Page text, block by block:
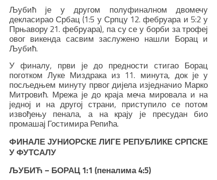
Љубић је у другом полуфиналном двомечу
декласирао Србац (1:5 у Српцу 12. фебруара и 5:2 у
Прњавору 21. фебруара), па су се у борби за трофеј
овог викенда сасвим заслужено нашли Борац и
Љубић.
У финалу, први је до предности стигао Борац
поготком Луке Миздрака из 11. минута, док је у
посљедњем минуту првог дијела изједначио Марко
Митровић. Мрежа је до краја меча мировала и на
једној и на другој страни, приступило се потом
извођењу пенала, а на крају је пресудан био
промашај Гостимира Репића.
ФИНАЛЕ ЈУНИОРСКЕ ЛИГЕ РЕПУБЛИКЕ СРПСКЕ
У ФУТСАЛУ
ЉУБИЋ – БОРАЦ 1:1 (пеналима 4:5)